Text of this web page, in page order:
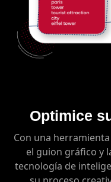
Optimice
Con una
el guion gráfico y
tecnología de